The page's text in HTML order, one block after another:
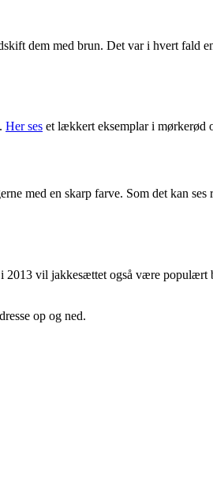
dem med brun. Det var i hvert fald
Her ses et lækkert eksemplar i mørkerød
med en skarp farve. Som det kan
vil jakkesættet også være populært
op og ned.